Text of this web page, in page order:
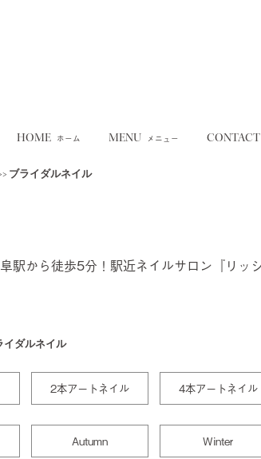
HOME ホーム MENU メニュー CONTACT
ブライダルネイル
駅から徒歩5分！駅近ネイルサロン『リッシ
イダルネイル
2本アートネイル 4本アートネイル
Autumn Winter